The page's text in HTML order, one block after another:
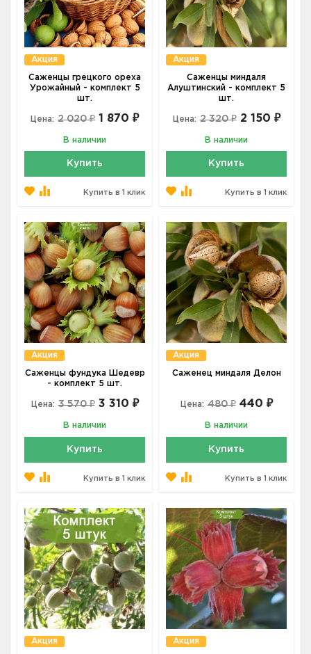
Акция
Саженцы грецкого ореха
Урожайный - комплект 5
шт.
Цена: 2 020 ₽ 1 870 ₽
В наличии
Купить
Купить в 1 клик
Акция
Саженцы миндаля
Алуштинский - комплект 5
шт.
Цена: 2 320 ₽ 2 150 ₽
В наличии
Купить
Купить в 1 клик
Акция
Саженцы фундука Шедевр
- комплект 5 шт.
Цена: 3 570 ₽ 3 310 ₽
В наличии
Купить
Купить в 1 клик
Акция
Саженец миндаля Делон
Цена: 480 ₽ 440 ₽
В наличии
Купить
Купить в 1 клик
Акция Акция